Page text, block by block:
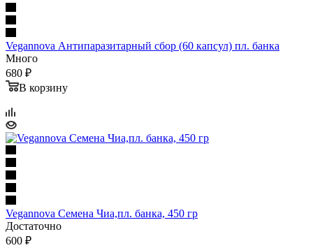
Vegannova Антипаразитарный сбор (60 капсул) пл. банка
Много
680 ₽
В корзину
Vegannova Семена Чиа,пл. банка, 450 гр
Достаточно
600 ₽